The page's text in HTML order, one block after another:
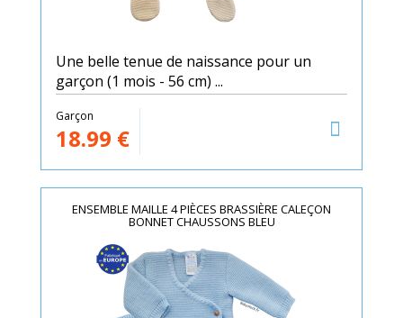
Une belle tenue de naissance pour un
garçon (1 mois - 56 cm) ...
Garçon
18.99 €
ENSEMBLE MAILLE 4 PIÈCES BRASSIÈRE CALEÇON
BONNET CHAUSSONS BLEU